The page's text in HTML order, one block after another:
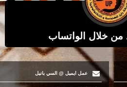
من خلال الواتساب
عمل ايميل @ السي بانيل